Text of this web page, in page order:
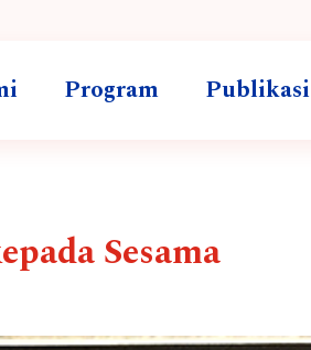
Program Publikasi
Sesama